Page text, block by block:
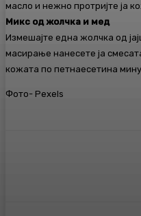
масло и нежно протријте ја
Микс од жолчка и мед
Измешајте една жолчка од
масирање нанесете ја
кожата по петнаесетина
Фото- Pexels